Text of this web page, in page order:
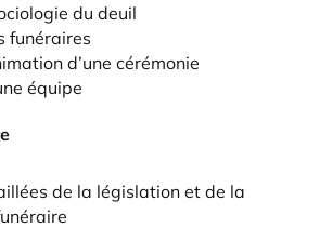
du deuil
funéraires
d’une cérémonie
équipe
de la législation et de la